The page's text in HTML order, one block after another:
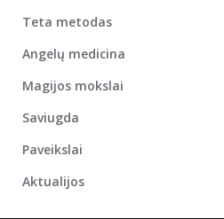
Teta metodas
Angelų medicina
Magijos mokslai
Saviugda
Paveikslai
Aktualijos